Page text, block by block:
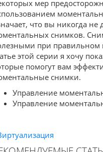
мер
что вы никогда
снимков.
при правильном
этой серии я хочу
помогут вам
снимки.
Управление
Управление